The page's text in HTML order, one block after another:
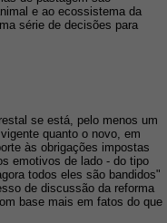
e ao ecossistema da
série de decisões para
se está, pelo menos um
quanto o novo, em
às obrigações impostas
emotivos de lado - do tipo
todos eles são bandidos"
de discussão da reforma
base mais em fatos do que